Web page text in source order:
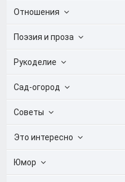
Отношения
Поэзия и проза
Рукоделие
Сад-огород
Советы
Это интересно
Юмор